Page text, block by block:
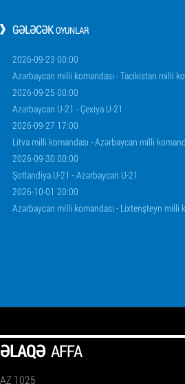
GƏLƏCƏKOYUNLAR
2026-09-23 00:00
Azərbaycan milli komandası - Tacikistan milli
2026-09-25 00:00
Azərbaycan U-21 - Çexiya U-21
2026-09-27 17:00
Litva milli komandası - Azərbaycan milli
2026-09-30 00:00
Şotlandiya U-21 - Azərbaycan U-21
2026-10-01 20:00
Azərbaycan milli komandası - Lixtenşteyn milli
ƏLAQƏ AFFA
AZ 1025